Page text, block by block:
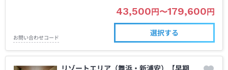
43,500 円 〜179,600 円
お問い合わせコード
選択する